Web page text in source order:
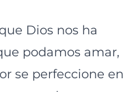
Dios nos ha
podamos amar,
se perfeccione en